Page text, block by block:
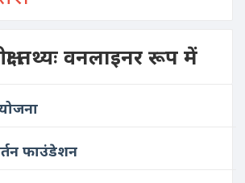
तथ्यः वनलाइनर रूप में
फाउंडेशन